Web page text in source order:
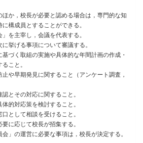
か，校長が必要と認める場合は，専門的な知
構成員とすることができる。
を主宰し，会議を代表する。
挙げる事項について審議する。
取組の実施や具体的な年間計画の作成・
こと。
期発見に関すること（アンケート調査，
その対応に関すること。
対応策を検討すること。
して相談を受けること。
に応じて校長が招集する。
」の運営に必要な事項は，校長が決定する。